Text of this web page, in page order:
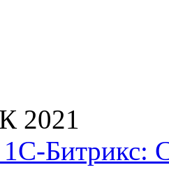
2021
1С-Битрикс: